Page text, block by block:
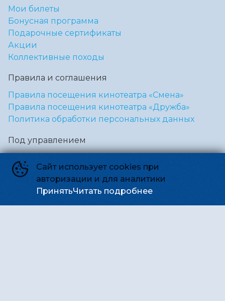
Сайт использует cookies при
авторизации и для аналитики
ПринятьЧитать подробнее
Мои билеты
Бонусная программа
Подарочные сертификаты
Акции
Коллективные походы
Правила и соглашения
Правила посещения кинотеатра «Смена»
Правила посещения кинотеатра «Дружба»
Политика обработки персональных данных
Под управлением
Некоммерческое партнёрство «Смена»